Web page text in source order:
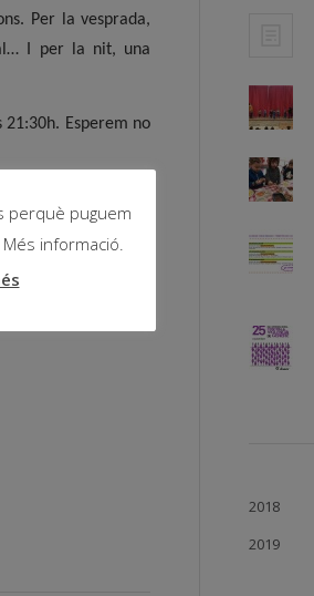
Per la vesprada,
I per la nit, una
Esperem no
2018
2019
perquè puguem
informació.